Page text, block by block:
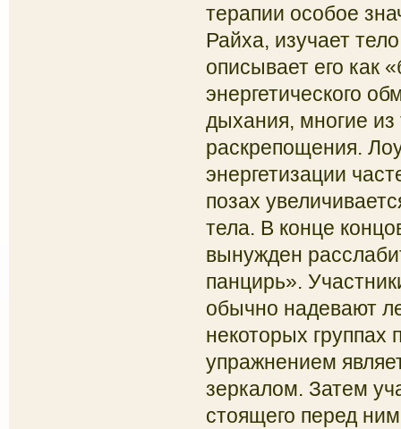
терапии особое
Райха, изучает
описывает его как
энергетического
дыхания, многие
раскрепощения.
энергетизации
позах
тела. В конце
вынужден
панцирь».
обычно надевают
некоторых
упражнением
зеркалом. Затем
стоящего перед